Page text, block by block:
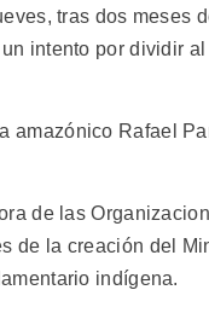
tras dos meses
intento por dividir
amazónico Rafael
de las
de la creación del
indígena.